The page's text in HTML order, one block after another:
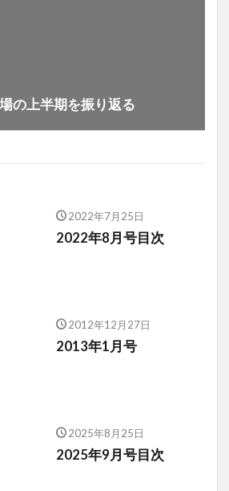
の上半期を振り返る
2022年7月25日
2022年8月号目次
2012年12月27日
2013年1月号
2025年8月25日
2025年9月号目次